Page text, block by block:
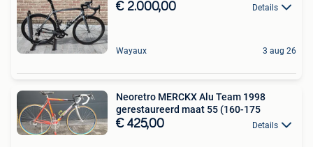
€ 2.000,00 Details
Wayaux 3 aug 26
Neoretro MERCKX Alu Team 1998
gerestaureerd maat 55 (160-175
€ 425,00 Details